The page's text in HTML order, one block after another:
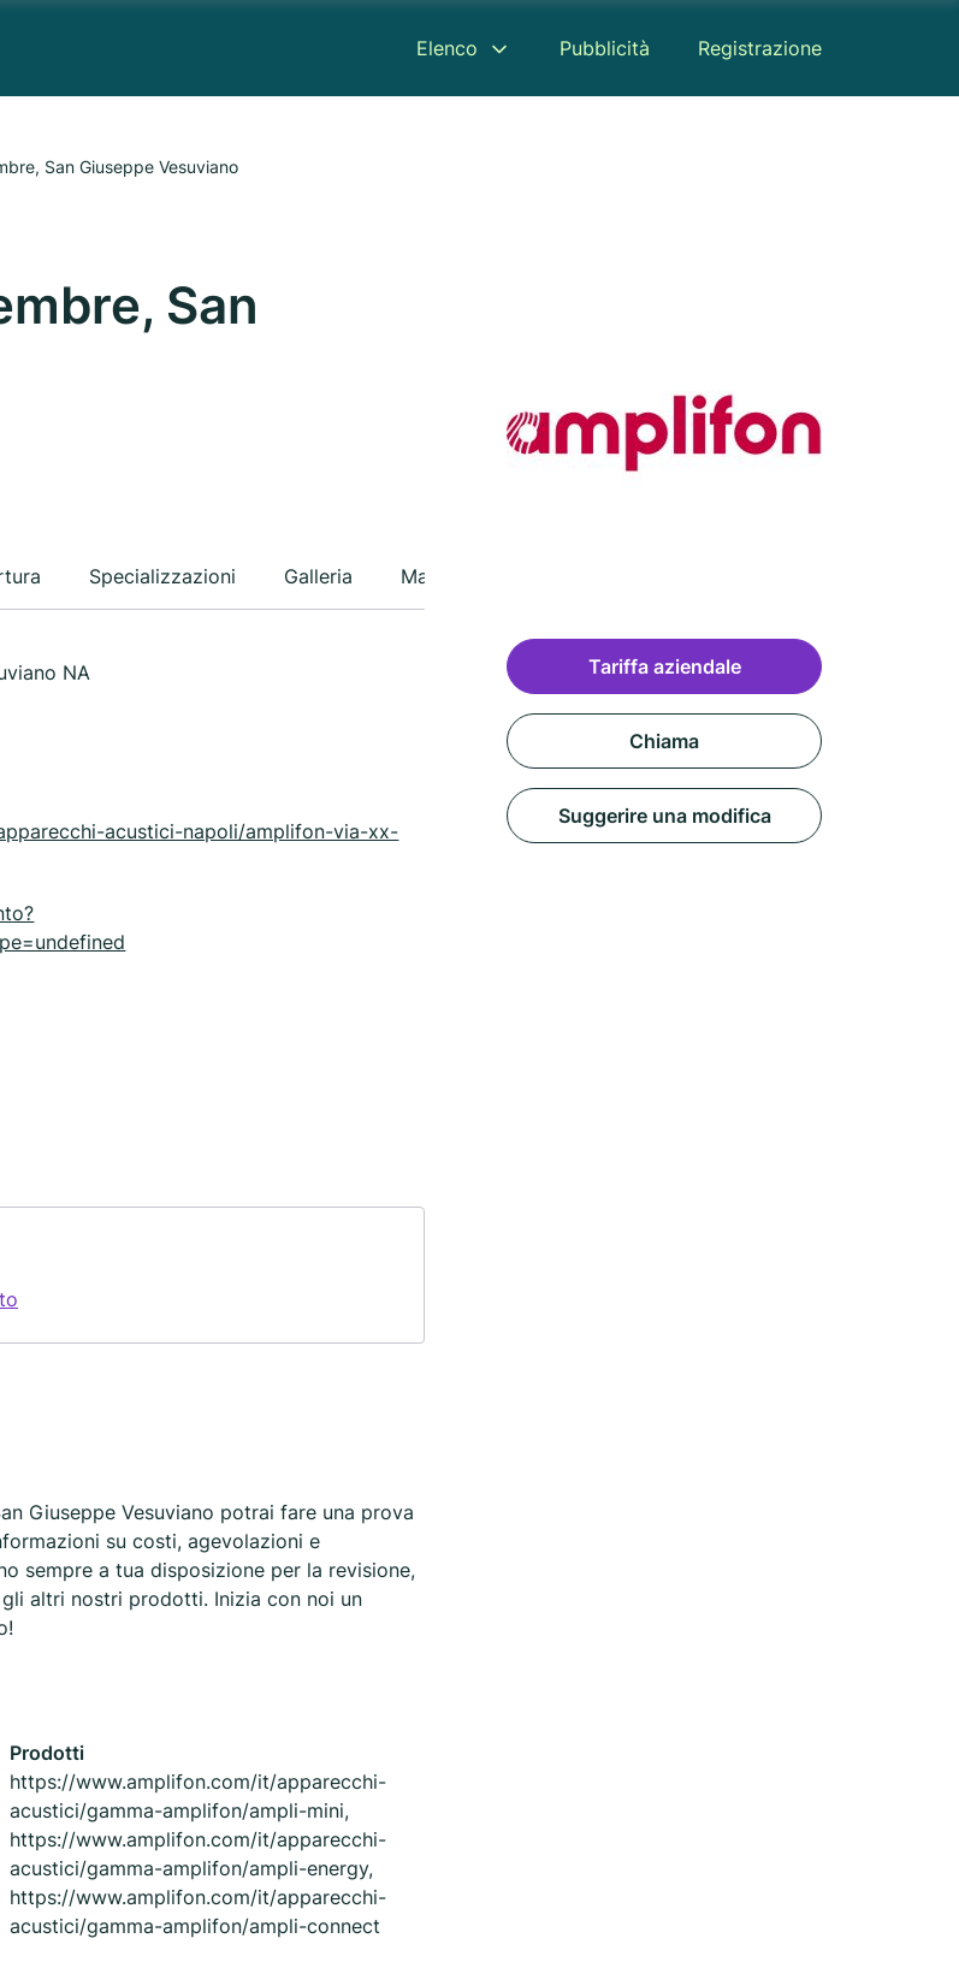
Elenco Pubblicità Registrazione
San Giuseppe Vesuviano
San
Specializzazioni Galleria Mappa
NA
acustici-napoli/amplifon-via-xx-
Giuseppe Vesuviano potrai fare una prova
su costi, agevolazioni e
sempre a tua disposizione per la revisione,
altri nostri prodotti. Inizia con noi un
Prodotti
https://www.amplifon.com/it/apparecchi-
acustici/gamma-amplifon/ampli-mini,
https://www.amplifon.com/it/apparecchi-
acustici/gamma-amplifon/ampli-energy,
https://www.amplifon.com/it/apparecchi-
acustici/gamma-amplifon/ampli-connect
Tariffa aziendale
Chiama
Suggerire una modifica